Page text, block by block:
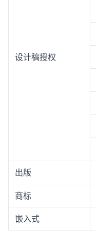
设计稿授权
出版
商标
嵌入式